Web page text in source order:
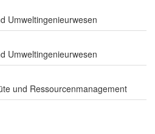
Umweltingenieurwesen
Umweltingenieurwesen
und Ressourcenmanagement